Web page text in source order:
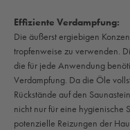
Effiziente Verdampfung:
Die äußerst ergiebigen
tropfenweise zu verwenden.
die für jede Anwendung
Verdampfung. Da die Öle
Rückstände auf den
nicht nur für eine hygienische
potenzielle Reizungen der